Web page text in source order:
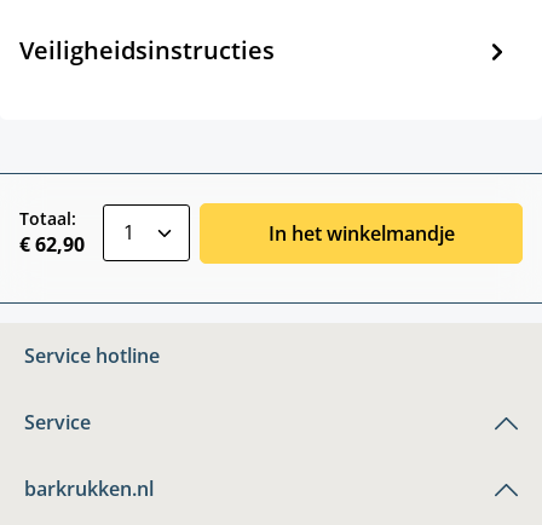
Veiligheidsinstructies
Totaal:
€ 62,90 In het winkelmandje
Service hotline
Service
barkrukken.nl